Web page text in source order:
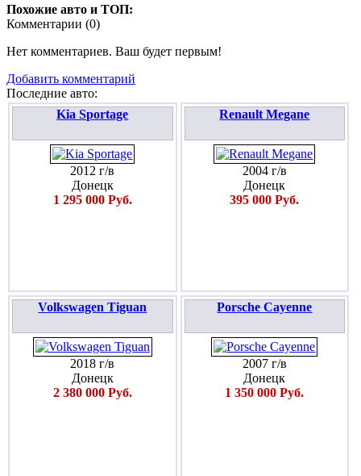
Похожие авто и ТОП:
Комментарии (0)
Нет комментариев. Ваш будет первым!
Добавить комментарий
Последние авто:
Kia Sportage
2012 г/в
Донецк
1 295 000 Руб.
Renault Megane
2004 г/в
Донецк
395 000 Руб.
Volkswagen Tiguan
2018 г/в
Донецк
2 380 000 Руб.
Porsche Cayenne
2007 г/в
Донецк
1 350 000 Руб.